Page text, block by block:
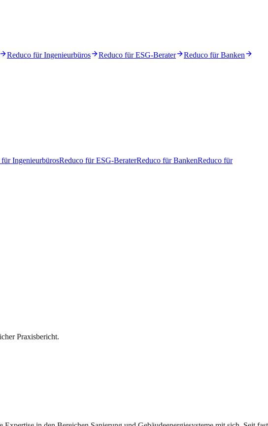
Reduco für Ingenieurbüros Reduco für ESG-Berater
Reduco für Banken
IngenieurbürosReduco für ESG-BeraterReduco für BankenReduco für
Praxisbericht.